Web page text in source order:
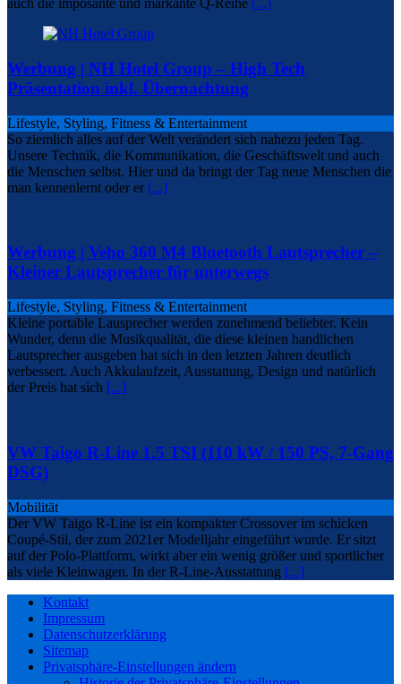
auch die imposante und markante Q-Reihe [...]
Werbung | NH Hotel Group – High Tech
Präsentation inkl. Übernachtung
Lifestyle, Styling, Fitness & Entertainment
So ziemlich alles auf der Welt verändert sich nahezu jeden Tag.
Unsere Technik, die Kommunikation, die Geschäftswelt und auch
die Menschen selbst. Hier und da bringt der Tag neue Menschen die
man kennenlernt oder er [...]
Werbung | Veho 360 M4 Bluetooth Lautsprecher –
Kleiner Lautsprecher für unterwegs
Lifestyle, Styling, Fitness & Entertainment
Kleine portable Lausprecher werden zunehmend beliebter. Kein
Wunder, denn die Musikqualität, die diese kleinen handlichen
Lautsprecher ausgeben hat sich in den letzten Jahren deutlich
verbessert. Auch Akkulaufzeit, Ausstattung, Design und natürlich
der Preis hat sich [...]
VW Taigo R-Line 1.5 TSI (110 kW / 150 PS, 7-Gang
DSG)
Mobilität
Der VW Taigo R-Line ist ein kompakter Crossover im schicken
Coupé-Stil, der zum 2021er Modelljahr eingeführt wurde. Er sitzt
auf der Polo-Plattform, wirkt aber ein wenig größer und sportlicher
als viele Kleinwagen. In der R-Line-Ausstattung [...]
Kontakt
Impressum
Datenschutzerklärung
Sitemap
Privatsphäre-Einstellungen ändern